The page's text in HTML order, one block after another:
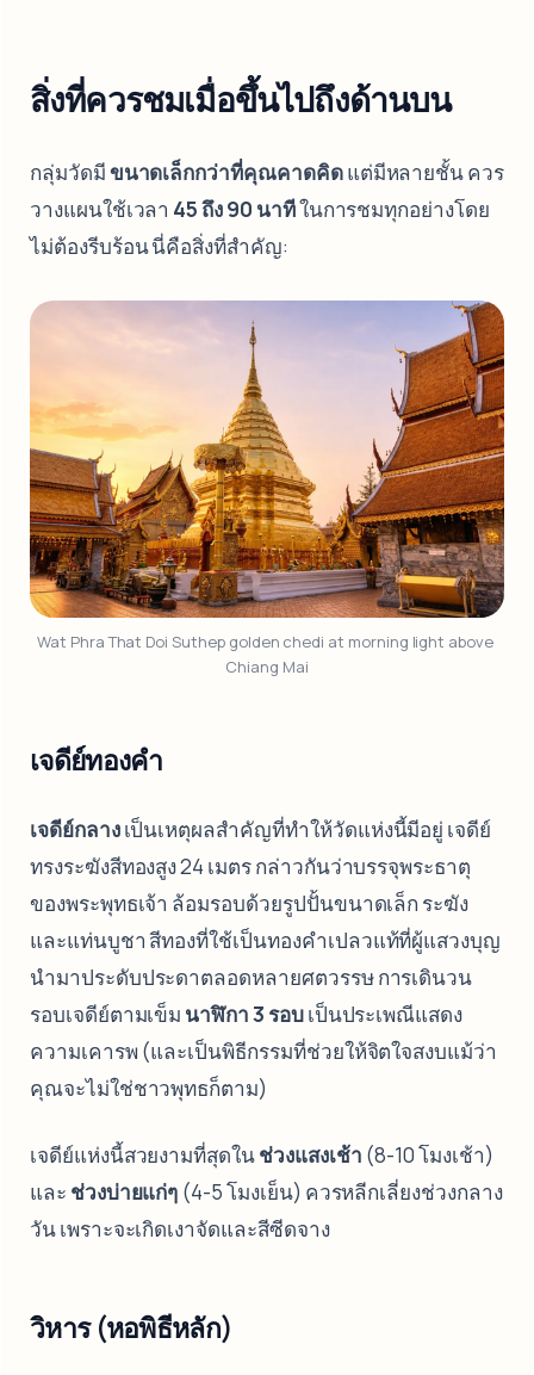
สิ่งที่ควรชมเมื่อขึ้นไปถึงด้านบน
กลุ่มวัดมีขนาดเล็กกว่าที่คุณคาดคิดแต่มีหลายชั้น ควร
วางแผนใช้เวลา 45 ถึง 90 นาทีในการชมทุกอย่างโดย
ไม่ต้องรีบร้อน นี่คือสิ่งที่สำคัญ:
Wat Phra That Doi Suthep golden chedi at morning light above
Chiang Mai
เจดีย์ทองคำ
เจดีย์กลางเป็นเหตุผลสำคัญที่ทำให้วัดแห่งนี้มีอยู่ เจดีย์
ทรงระฆังสีทองสูง 24 เมตร กล่าวกันว่าบรรจุพระธาตุ
ของพระพุทธเจ้า ล้อมรอบด้วยรูปปั้นขนาดเล็ก ระฆัง
และแท่นบูชา สีทองที่ใช้เป็นทองคำเปลวแท้ที่ผู้แสวงบุญ
นำมาประดับประดาตลอดหลายศตวรรษ การเดินวน
รอบเจดีย์ตามเข็ม นาฬิกา 3 รอบเป็นประเพณีแสดง
ความเคารพ (และเป็นพิธีกรรมที่ช่วยให้จิตใจสงบแม้ว่า
คุณจะไม่ใช่ชาวพุทธก็ตาม)
เจดีย์แห่งนี้สวยงามที่สุดในช่วงแสงเช้า (8-10 โมงเช้า)
และ ช่วงบ่ายแก่ๆ (4-5 โมงเย็น) ควรหลีกเลี่ยงช่วงกลาง
วัน เพราะจะเกิดเงาจัดและสีซีดจาง
วิหาร (หอพิธีหลัก)